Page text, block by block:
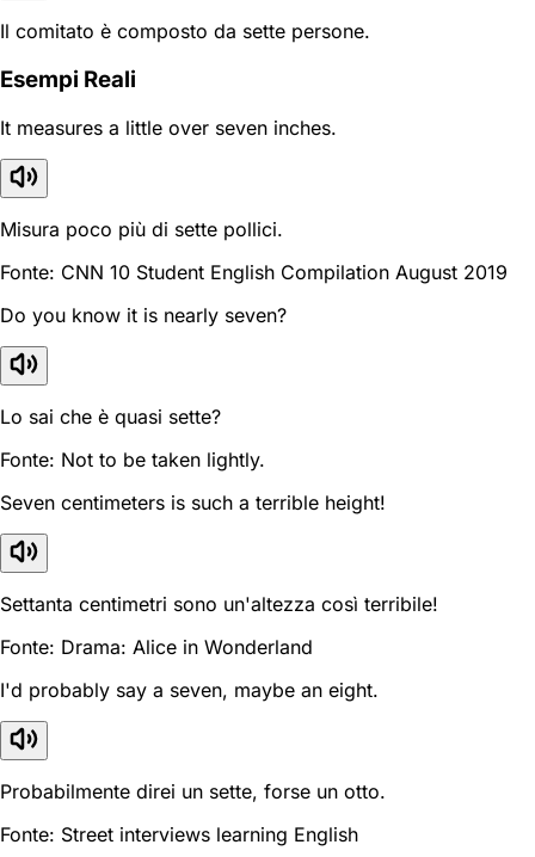
Il comitato è composto da sette persone.
Esempi Reali
It measures a little over seven inches.
Misura poco più di sette pollici.
Fonte: CNN 10 Student English Compilation August 2019
Do you know it is nearly seven?
Lo sai che è quasi sette?
Fonte: Not to be taken lightly.
Seven centimeters is such a terrible height!
Settanta centimetri sono un'altezza così terribile!
Fonte: Drama: Alice in Wonderland
I'd probably say a seven, maybe an eight.
Probabilmente direi un sette, forse un otto.
Fonte: Street interviews learning English